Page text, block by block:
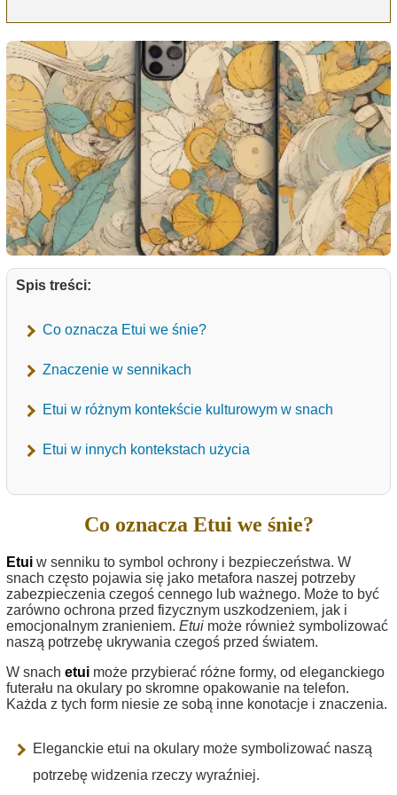
Spis treści:
Co oznacza Etui we śnie?
Znaczenie w sennikach
Etui w różnym kontekście kulturowym w snach
Etui w innych kontekstach użycia
Co oznacza Etui we śnie?
Etui w senniku to symbol ochrony i bezpieczeństwa. W
snach często pojawia się jako metafora naszej potrzeby
zabezpieczenia czegoś cennego lub ważnego. Może to być
zarówno ochrona przed fizycznym uszkodzeniem, jak i
emocjonalnym zranieniem. Etui może również symbolizować
naszą potrzebę ukrywania czegoś przed światem.
W snach etui może przybierać różne formy, od eleganckiego
futerału na okulary po skromne opakowanie na telefon.
Każda z tych form niesie ze sobą inne konotacje i znaczenia.
Eleganckie etui na okulary może symbolizować naszą
potrzebę widzenia rzeczy wyraźniej.